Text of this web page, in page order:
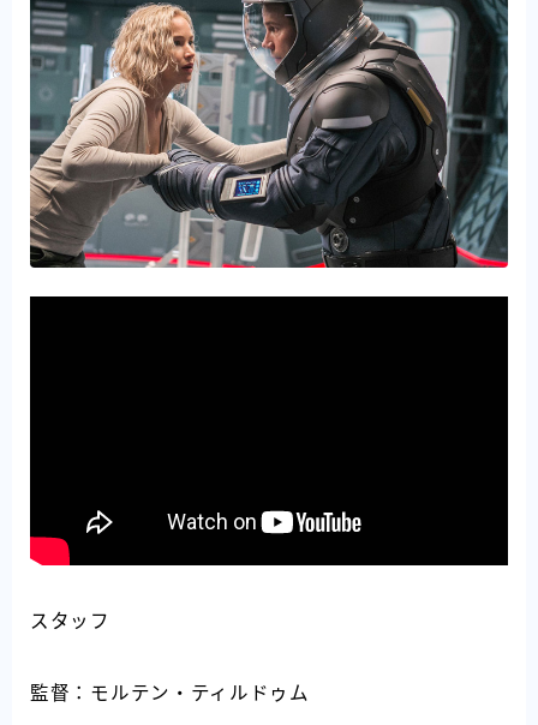
スタッフ
監督：モルテン・ティルドゥム